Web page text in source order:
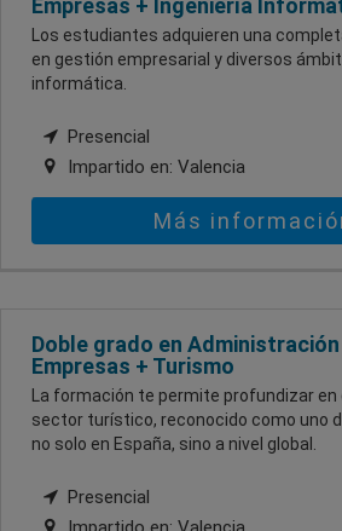
Empresas + Ingeniería
Los estudiantes adquieren una
en gestión empresarial y diversos
informática.
Presencial
Impartido en: Valencia
Más
Doble grado en
Empresas + Turismo
La formación te permite profundizar en
sector turístico, reconocido como uno
no solo en España, sino a nivel global.
Presencial